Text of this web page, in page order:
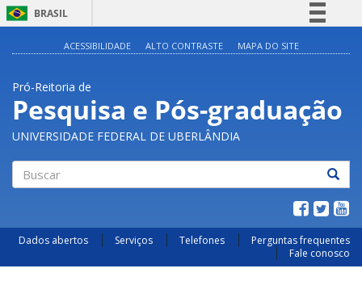
BRASIL
Acesso à informação
Legislação
Canais
ACESSIBILIDADE ALTO CONTRASTE MAPA DO SITE
Pró-Reitoria de
Pesquisa e Pós-graduação
UNIVERSIDADE FEDERAL DE UBERLÂNDIA
Dados abertos Serviços Telefones
Perguntas frequentes
Fale conosco